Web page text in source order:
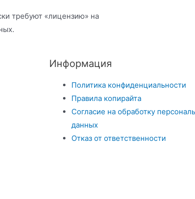
требуют «лицензию» на
Информация
Политика конфиденциальности
Правила копирайта
Согласие на обработку
данных
Отказ от ответственности